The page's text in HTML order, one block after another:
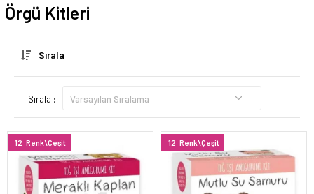
Örgü Kitleri
Sırala
Sırala :
12 Renk\Çeşit 12 Renk\Çeşit